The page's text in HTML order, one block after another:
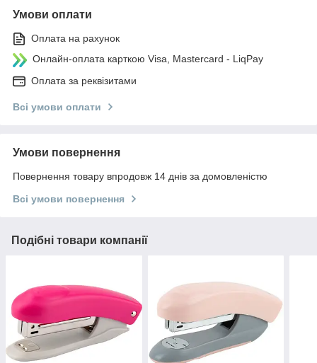
Умови оплати
Оплата на рахунок
Онлайн-оплата карткою Visa, Mastercard - LiqPay
Оплата за реквізитами
Всі умови оплати
Умови повернення
Повернення товару впродовж 14 днів за домовленістю
Всі умови повернення
Подібні товари компанії